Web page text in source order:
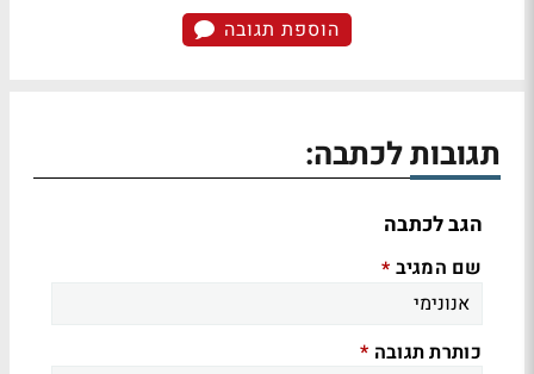
הוספת תגובה
תגובות לכתבה:
הגב לכתבה
שם המגיב *
כותרת תגובה *